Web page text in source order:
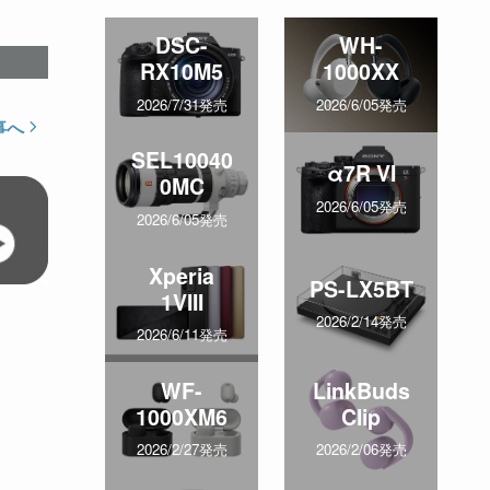
へ
DSC-
RX10M5
2026/7/31発売
WH-
1000XX
2026/6/05発売
SEL10040
0MC
2026/6/05発売
α7R VI
2026/6/05発売
Xperia
1VIII
2026/6/11発売
PS-LX5BT
2026/2/14発売
WF-
1000XM6
2026/2/27発売
LinkBuds
Clip
2026/2/06発売